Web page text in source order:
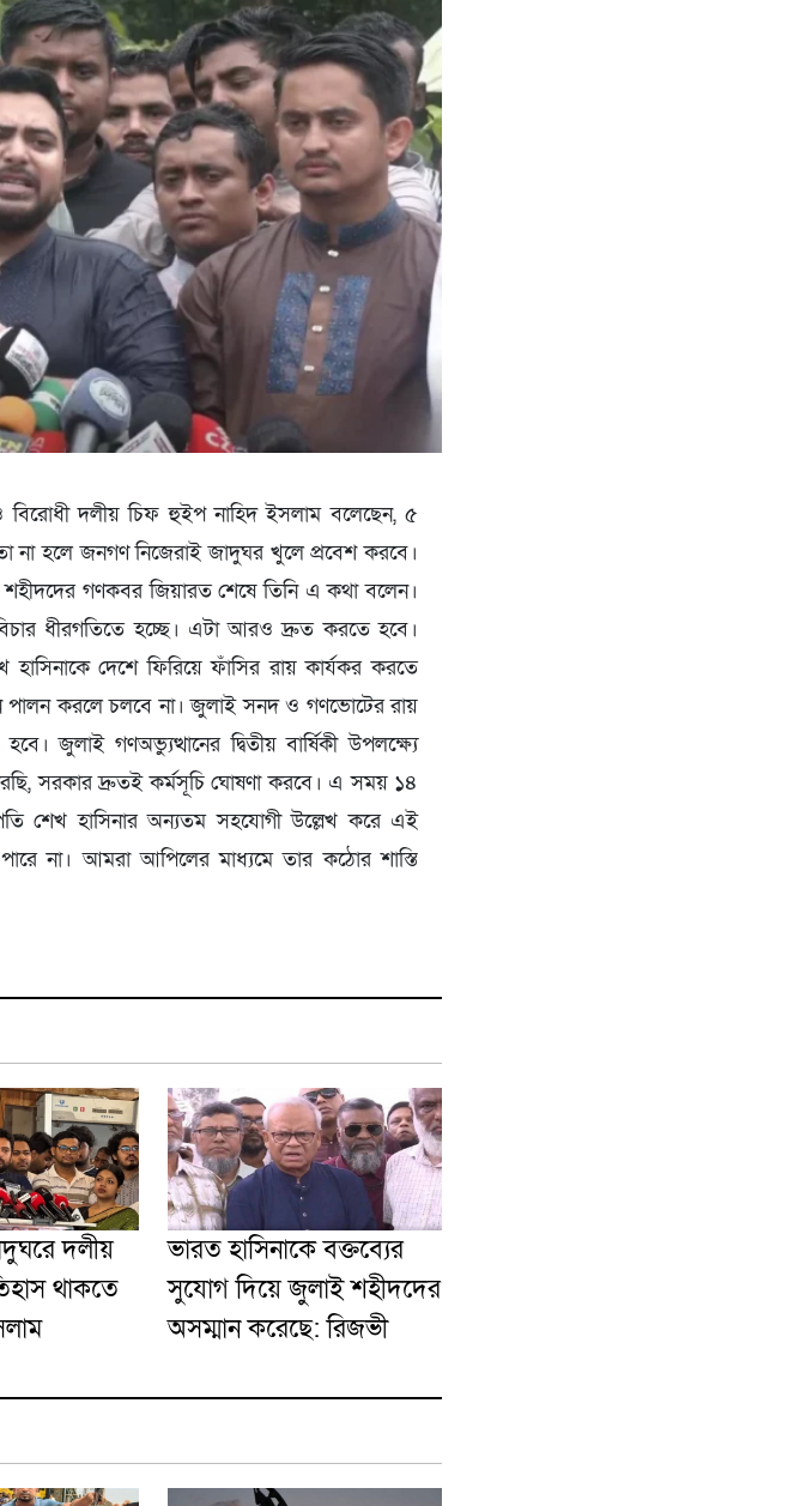
বিরোধী দলীয় চিফ হুইপ নাহিদ ইসলাম বলেছেন, ৫
না হলে জনগণ নিজেরাই জাদুঘর খুলে প্রবেশ করবে।
শহীদদের গণকবর জিয়ারত শেষে তিনি এ কথা বলেন।
ধীরগতিতে হচ্ছে। এটা আরও দ্রুত করতে হবে।
দেশে ফিরিয়ে ফাঁসির রায় কার্যকর করতে
পালন করলে চলবে না। জুলাই সনদ ও গণভোটের রায়
জুলাই গণঅভ্যুত্থানের দ্বিতীয় বার্ষিকী উপলক্ষ্যে
সরকার দ্রুতই কর্মসূচি ঘোষণা করবে। এ সময় ১৪
শেখ হাসিনার অন্যতম সহযোগী উল্লেখ করে এই
না। আমরা আপিলের মাধ্যমে তার কঠোর শাস্তি
দলীয়
থাকতে
ভারত হাসিনাকে বক্তব্যের
সুযোগ দিয়ে জুলাই শহীদদের
অসম্মান করেছে: রিজভী